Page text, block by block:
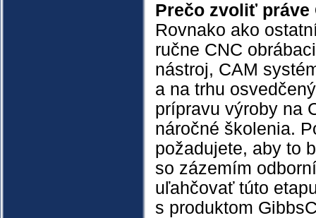
Prečo zvoliť práve
Rovnako ako
ručne CNC
nástroj, CAM
a na trhu
prípravu výroby na
náročné školenia.
požadujete, aby to
so zázemím
uľahčovať túto
s produktom